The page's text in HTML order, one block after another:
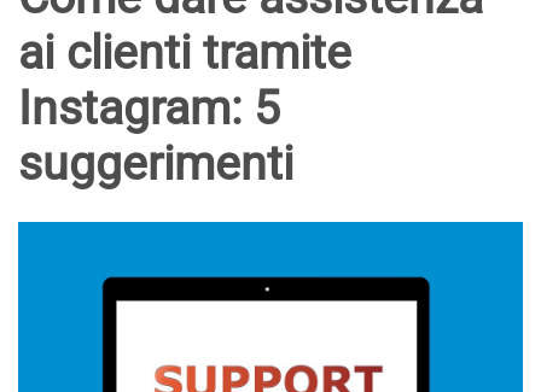
ai clienti tramite
Instagram: 5
suggerimenti